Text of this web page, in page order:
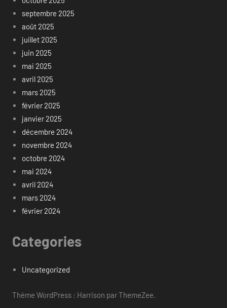
septembre 2025
août 2025
juillet 2025
juin 2025
mai 2025
avril 2025
mars 2025
février 2025
janvier 2025
décembre 2024
novembre 2024
octobre 2024
mai 2024
avril 2024
mars 2024
février 2024
Categories
Uncategorized
Thème WordPress : Harrison par ThemeZee.